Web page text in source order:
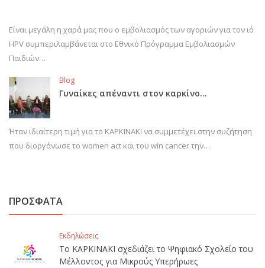
Είναι μεγάλη η χαρά μας που ο εμβολιασμός των αγοριών για τον ιό
HPV συμπεριλαμβάνεται στο Εθνικό Πρόγραμμα Εμβολιασμών
Παιδιών…
Blog
Γυναίκες απέναντι στον καρκίνο…
Ήταν ιδιαίτερη τιμή για το ΚΑΡΚΙΝΑΚΙ να συμμετέχει στην συζήτηση
που διοργάνωσε το women act και του win cancer την…
ΠΡΟΣΦΑΤΑ
Εκδηλώσεις
Το ΚΑΡΚΙΝΑΚΙ σχεδιάζει το Ψηφιακό Σχολείο του
Μέλλοντος για Μικρούς Υπερήρωες